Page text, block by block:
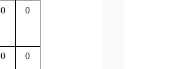
0 0
0 0